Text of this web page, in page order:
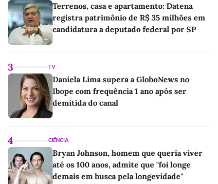
Terrenos, casa e apartamento: Datena
registra patrimônio de R$ 35 milhões em
candidatura a deputado federal por SP
3 TV
Daniela Lima supera a GloboNews no
Ibope com frequência 1 ano após ser
demitida do canal
4 CIÊNCIA
Bryan Johnson, homem que queria viver
até os 100 anos, admite que "foi longe
demais em busca pela longevidade"